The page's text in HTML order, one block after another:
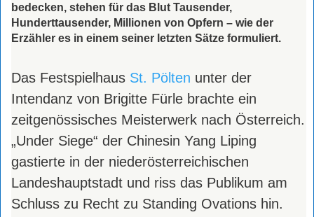
bedecken, stehen für das Blut Tausender,
Hunderttausender, Millionen von Opfern – wie der
Erzähler es in einem seiner letzten Sätze formuliert.
Das Festspielhaus St. Pölten unter der
Intendanz von Brigitte Fürle brachte ein
zeitgenössisches Meisterwerk nach Österreich.
„Under Siege“ der Chinesin Yang Liping
gastierte in der niederösterreichischen
Landeshauptstadt und riss das Publikum am
Schluss zu Recht zu Standing Ovations hin.